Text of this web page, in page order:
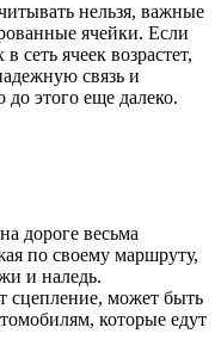
нельзя, важные
ячейки. Если
сеть ячеек возрастет,
связь и
этого еще далеко.
дороге весьма
по своему маршруту,
и наледь.
сцепление, может быть
которые едут